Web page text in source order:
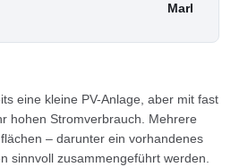
Marl
eine kleine PV-Anlage, aber mit fast
hohen Stromverbrauch. Mehrere
– darunter ein vorhandenes
sinnvoll zusammengeführt werden.